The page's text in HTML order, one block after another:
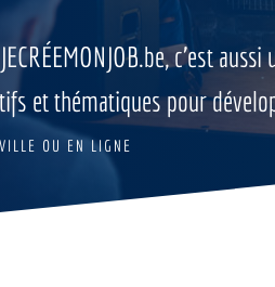
c’est
et thématiques pour
OU EN LIGNE